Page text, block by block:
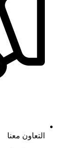
التعاون معنا